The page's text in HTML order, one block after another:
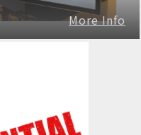
More Info